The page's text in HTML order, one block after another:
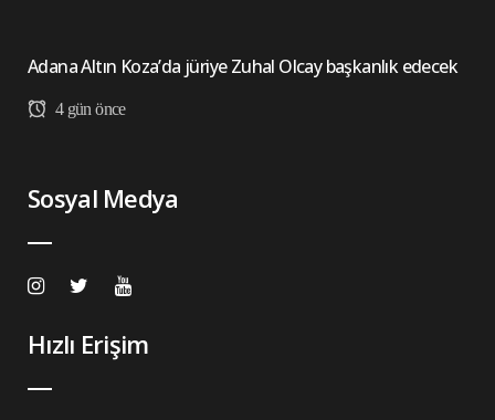
Adana Altın Koza’da jüriye Zuhal Olcay başkanlık edecek
4 gün önce
Sosyal Medya
Hızlı Erişim